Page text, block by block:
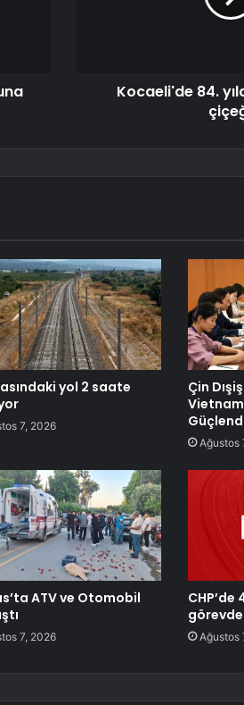
Kocaeli'de 84.
yol 2 saate
7, 2026
Çin
Ağustos
ATV ve Otomobil
7, 2026
CHP’de
Ağustos